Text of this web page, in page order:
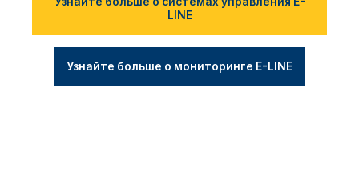
LINE
Узнайте больше о мониторинге E-LINE